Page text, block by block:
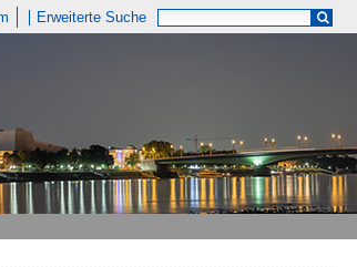
Erweiterte Suche